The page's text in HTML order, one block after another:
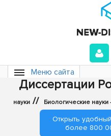
Меню сайта
Диссертации
науки // Биологические науки
Открыть
более 800